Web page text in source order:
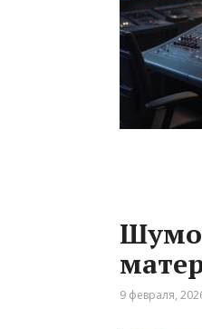
9 февраля,